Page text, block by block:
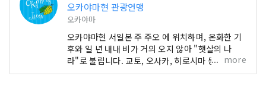
오카야마현 관광연맹
오카야마
오카야마현 서일본 주 주오 에 위치하며, 온화한 기
후와 일 년 내내 비가 거의 오지 않아 "햇살의 나
라"로 불립니다. 교토, 오사카, 히로시마 등 유명 관
광지의 중간 지점에 편리하게 위치해 있습니다! 또
more